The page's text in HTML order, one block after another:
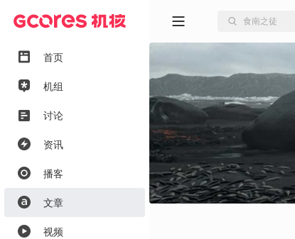
首页
机组
讨论
资讯
播客
文章
视频